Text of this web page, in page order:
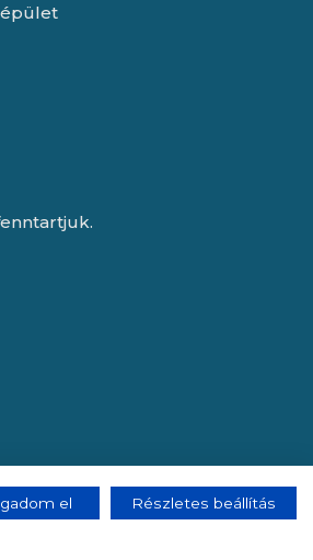
épület
el Részletes beállítás